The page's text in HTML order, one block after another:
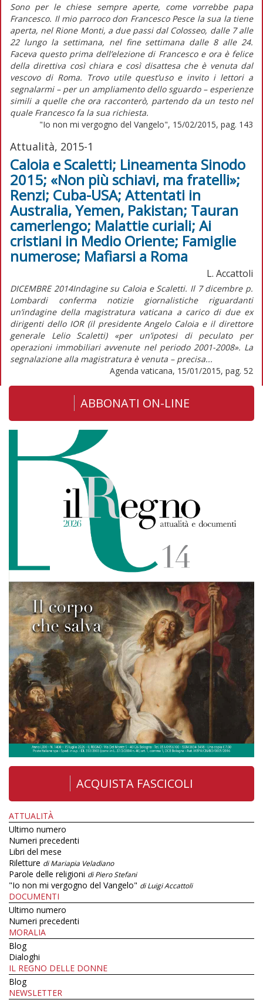
Sono per le chiese sempre aperte, come vorrebbe papa
Francesco. Il mio parroco don Francesco Pesce la sua la tiene
aperta, nel Rione Monti, a due passi dal Colosseo, dalle 7 alle
22 lungo la settimana, nel fine settimana dalle 8 alle 24.
Faceva questo prima dell’elezione di Francesco e ora è felice
della direttiva così chiara e così disattesa che è venuta dal
vescovo di Roma. Trovo utile quest’uso e invito i lettori a
segnalarmi – per un ampliamento dello sguardo – esperienze
simili a quelle che ora racconterò, partendo da un testo nel
quale Francesco fa la sua richiesta.
"Io non mi vergogno del Vangelo", 15/02/2015, pag. 143
Attualità, 2015-1
Caloia e Scaletti; Lineamenta Sinodo
2015; «Non più schiavi, ma fratelli»;
Renzi; Cuba-USA; Attentati in
Australia, Yemen, Pakistan; Tauran
camerlengo; Malattie curiali; Ai
cristiani in Medio Oriente; Famiglie
numerose; Mafiarsi a Roma
L. Accattoli
DICEMBRE 2014Indagine su Caloia e Scaletti. Il 7 dicembre p.
Lombardi conferma notizie giornalistiche riguardanti
un’indagine della magistratura vaticana a carico di due ex
dirigenti dello IOR (il presidente Angelo Caloia e il direttore
generale Lelio Scaletti) «per un’ipotesi di peculato per
operazioni immobiliari avvenute nel periodo 2001-2008». La
segnalazione alla magistratura è venuta – precisa...
Agenda vaticana, 15/01/2015, pag. 52
ABBONATI ON-LINE
ACQUISTA FASCICOLI
ATTUALITÀ
Ultimo numero
Numeri precedenti
Libri del mese
Riletture di Mariapia Veladiano
Parole delle religioni di Piero Stefani
"Io non mi vergogno del Vangelo" di Luigi Accattoli
DOCUMENTI
Ultimo numero
Numeri precedenti
MORALIA
Blog
Dialoghi
IL REGNO DELLE DONNE
Blog
NEWSLETTER